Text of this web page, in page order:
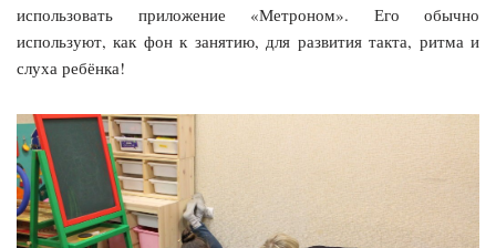
использовать приложение «Метроном». Его обычно
используют, как фон к занятию, для развития такта, ритма и
слуха ребёнка!